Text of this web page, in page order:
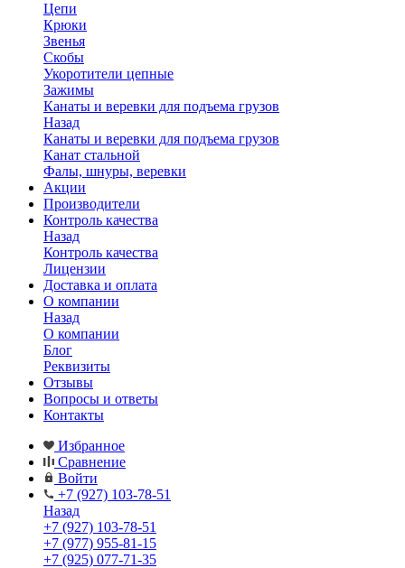
Цепи
Крюки
Звенья
Скобы
Укоротители цепные
Зажимы
Канаты и веревки для подъема грузов
Назад
Канаты и веревки для подъема грузов
Канат стальной
Фалы, шнуры, веревки
Акции
Производители
Контроль качества
Назад
Контроль качества
Лицензии
Доставка и оплата
О компании
Назад
О компании
Блог
Реквизиты
Отзывы
Вопросы и ответы
Контакты
Избранное
Сравнение
Войти
+7 (927) 103-78-51
Назад
+7 (927) 103-78-51
+7 (977) 955-81-15
+7 (925) 077-71-35